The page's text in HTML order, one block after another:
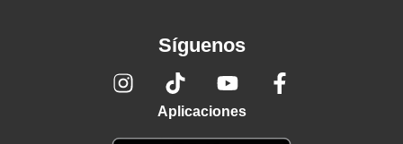
Síguenos
Aplicaciones